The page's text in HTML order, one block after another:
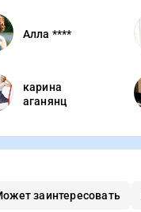
Алла ****
карина
аганянц
заинтересовать